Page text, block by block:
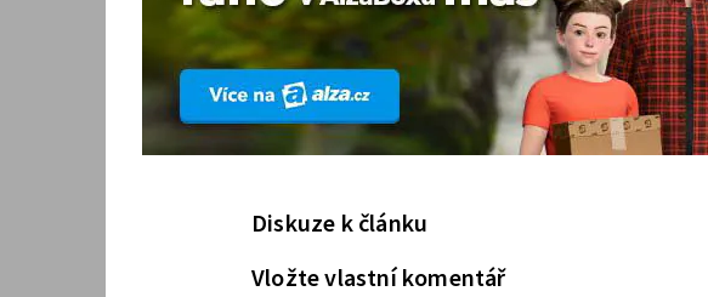
Diskuze k článku
Vložte vlastní komentář